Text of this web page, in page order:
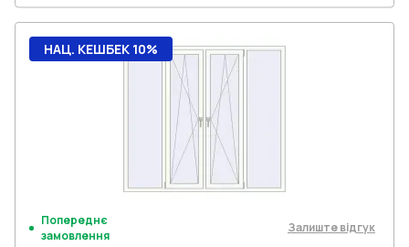
НАЦ. КЕШБЕК 10%
Попереднє
замовлення
Залиште відгук